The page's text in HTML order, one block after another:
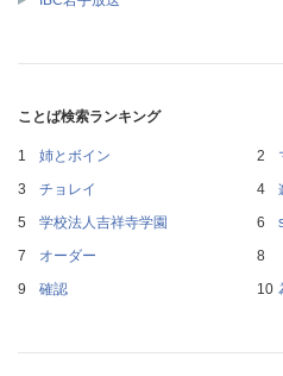
ことば検索ランキング
姉とボイン
チョレイ
学校法人吉祥寺学園
オーダー
確認